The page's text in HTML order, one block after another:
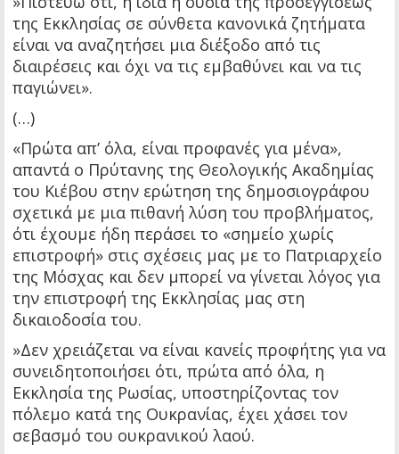
της Εκκλησίας σε σύνθετα κανονικά ζητήματα
είναι να αναζητήσει μια διέξοδο από τις
διαιρέσεις και όχι να τις εμβαθύνει και να τις
παγιώνει».
(…)
«Πρώτα απ’ όλα, είναι προφανές για μένα»,
απαντά ο Πρύτανης της Θεολογικής Ακαδημίας
του Κιέβου στην ερώτηση της δημοσιογράφου
σχετικά με μια πιθανή λύση του προβλήματος,
ότι έχουμε ήδη περάσει το «σημείο χωρίς
επιστροφή» στις σχέσεις μας με το Πατριαρχείο
της Μόσχας και δεν μπορεί να γίνεται λόγος για
την επιστροφή της Εκκλησίας μας στη
δικαιοδοσία του.
»Δεν χρειάζεται να είναι κανείς προφήτης για να
συνειδητοποιήσει ότι, πρώτα από όλα, η
Εκκλησία της Ρωσίας, υποστηρίζοντας τον
πόλεμο κατά της Ουκρανίας, έχει χάσει τον
σεβασμό του ουκρανικού λαού.